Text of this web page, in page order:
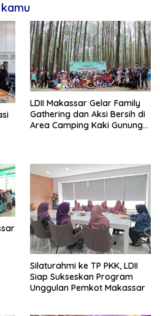
LDII Makassar Gelar Family
Gathering dan Aksi Bersih di
Area Camping Kaki Gunung
Silaturahmi ke TP PKK, LDII
Siap Sukseskan Program
Unggulan Pemkot Makassar